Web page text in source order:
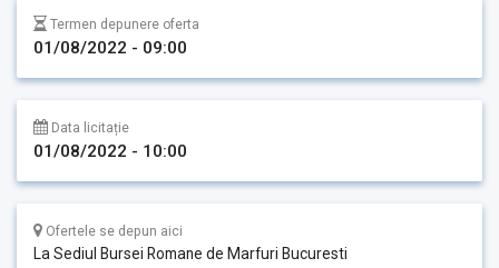
Termen depunere oferta
01/08/2022 - 09:00
Data licitație
01/08/2022 - 10:00
Ofertele se depun aici
La Sediul Bursei Romane de Marfuri Bucuresti